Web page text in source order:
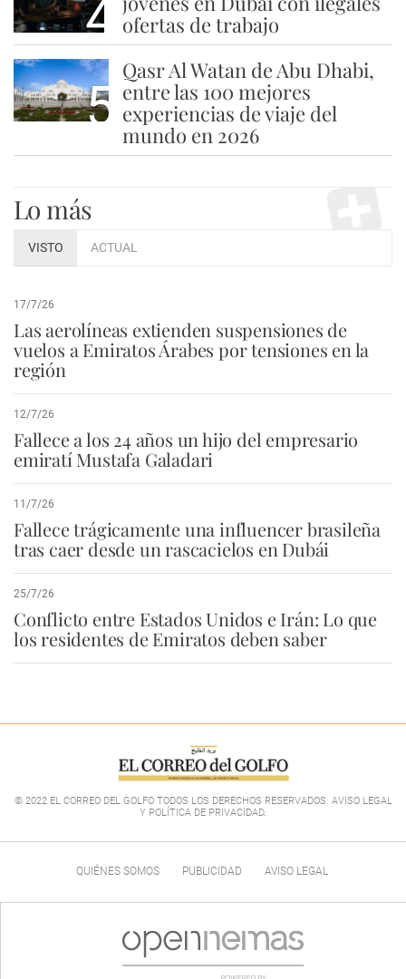
4 ofertas de trabajo
5
Qasr Al Watan de Abu Dhabi,
entre las 100 mejores
experiencias de viaje del
mundo en 2026
Lo más
VISTO ACTUAL
17/7/26
Las aerolíneas extienden suspensiones de
vuelos a Emiratos Árabes por tensiones en la
región
12/7/26
Fallece a los 24 años un hijo del empresario
emiratí Mustafa Galadari
11/7/26
Fallece trágicamente una influencer brasileña
tras caer desde un rascacielos en Dubái
25/7/26
Conflicto entre Estados Unidos e Irán: Lo que
los residentes de Emiratos deben saber
© 2022 EL CORREO DEL GOLFO TODOS LOS DERECHOS RESERVADOS. AVISO LEGAL
Y POLÍTICA DE PRIVACIDAD.
QUIÉNES SOMOS PUBLICIDAD AVISO LEGAL